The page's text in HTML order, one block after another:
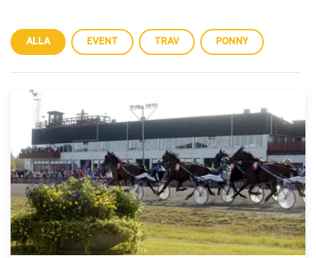
ALLA EVENT TRAV PONNY